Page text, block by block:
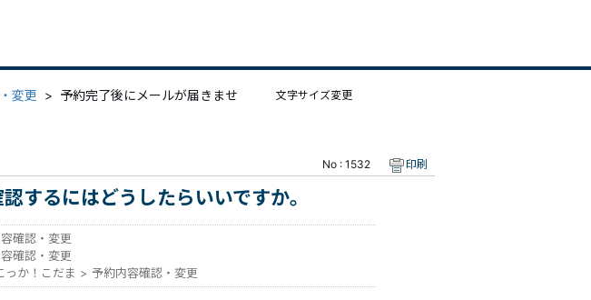
文字サイズ変更
変更 > 予約完了後にメールが届きませ
No : 1532 印刷
するにはどうしたらいいですか。
確認・変更
確認・変更
っか！こだま > 予約内容確認・変更